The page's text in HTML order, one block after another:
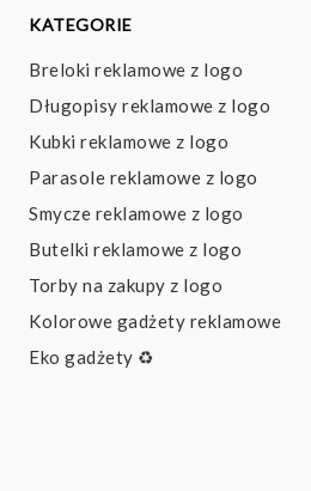
KATEGORIE
Breloki reklamowe z logo
Długopisy reklamowe z logo
Kubki reklamowe z logo
Parasole reklamowe z logo
Smycze reklamowe z logo
Butelki reklamowe z logo
Torby na zakupy z logo
Kolorowe gadżety reklamowe
Eko gadżety ♻️